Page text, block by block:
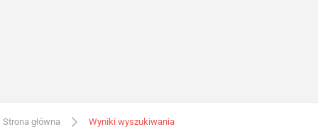
Strona główna Wyniki wyszukiwania